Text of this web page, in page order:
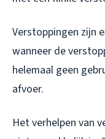
Verstoppingen zijn
wanneer de
helemaal geen
afvoer.
Het verhelpen van